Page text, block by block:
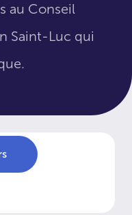
au Conseil
Saint-Luc qui